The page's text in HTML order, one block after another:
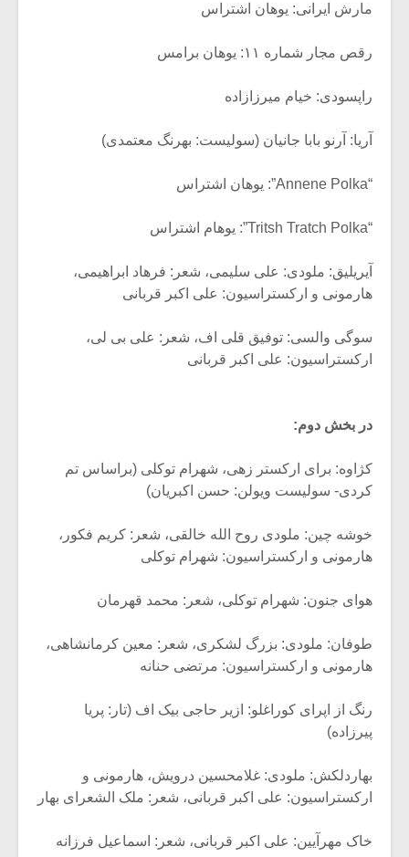
مارش ایرانی: یوهان اشتراس
رقص مجار شماره ۱۱: یوهان برامس
راپسودی: خیام میرزازاده
آریا: آرنو بابا جانیان (سولیست: بهرنگ معتمدی)
“Annene Polka”: یوهان اشتراس
“Tritsh Tratch Polka”: یوهام اشتراس
آیریلیق: ملودی: علی سلیمی، شعر: فرهاد ابراهیمی،
هارمونی و ارکستراسیون: علی اکبر قربانی
سوگی والسی: توفیق قلی اف، شعر: علی بی لی،
ارکستراسیون: علی اکبر قربانی
در بخش دوم:
کژاوه: برای ارکستر زهی، شهرام توکلی (براساس تم
کردی- سولیست ویولن: حسن اکبریان)
خوشه چین: ملودی روح الله خالقی، شعر: کریم فکور،
هارمونی و ارکستراسیون: شهرام توکلی
هوای جنون: شهرام توکلی، شعر: محمد قهرمان
طوفان: ملودی: بزرگ لشکری، شعر: معین کرمانشاهی،
هارمونی و ارکستراسیون: مرتضی حنانه
رنگ از اپرای کوراغلو: ازیر حاجی بیک اف (تار: پریا
پیرزاده)
بهاردلکش: ملودی: غلامحسین درویش، هارمونی و
ارکستراسیون: علی اکبر قربانی، شعر: ملک الشعرای بهار
خاک مهرآیین: علی اکبر قربانی، شعر: اسماعیل فرزانه